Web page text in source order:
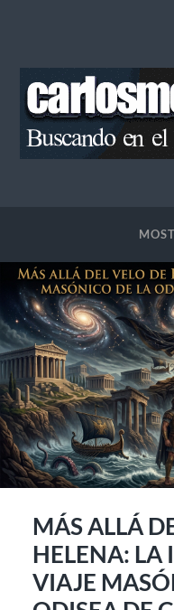
MÁS ALLÁ
HELENA: LA
VIAJE